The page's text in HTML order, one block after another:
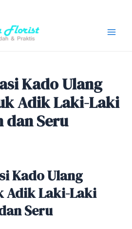
Kado Ulang
Adik Laki-Laki
dan Seru
Kado Ulang
Adik Laki-Laki
Seru